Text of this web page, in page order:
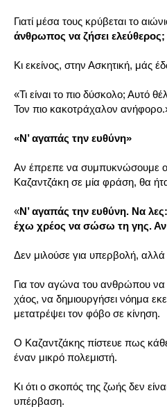
Γιατί μέσα τους κρύβεται το
άνθρωπος να ζήσει ελεύθερος;
Κι εκείνος, στην Ασκητική, μάς
«Τι είναι το πιο δύσκολο; Αυτό
Τον πιο κακοτράχαλον
«Ν’ αγαπάς την ευθύνη»
Αν έπρεπε να συμπυκνώσουμε
Καζαντζάκη σε μία φράση, θα
«Ν’ αγαπάς την ευθύνη. Να
έχω χρέος να σώσω τη γης.
Δεν μιλούσε για υπερβολή,
Για τον αγώνα του ανθρώπου να
χάος, να δημιουργήσει νόημα
μετατρέψει τον φόβο σε κίνηση.
Ο Καζαντζάκης πίστευε πως
έναν μικρό πολεμιστή.
Κι ότι ο σκοπός της ζωής δεν
υπέρβαση.